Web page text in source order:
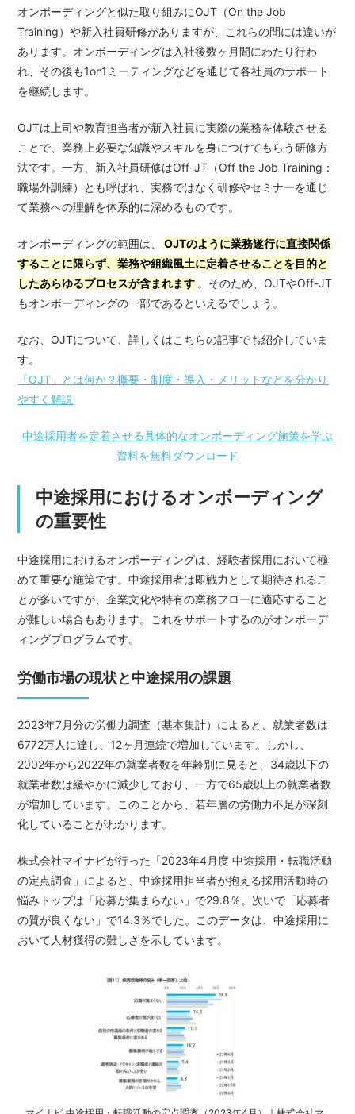
オンボーディングと似た取り組みにOJT（On the Job
Training）や新入社員研修がありますが、これらの間には違いが
あります。オンボーディングは入社後数ヶ月間にわたり行わ
れ、その後も1on1ミーティングなどを通じて各社員のサポート
を継続します。
OJTは上司や教育担当者が新入社員に実際の業務を体験させる
ことで、業務上必要な知識やスキルを身につけてもらう研修方
法です。一方、新入社員研修はOff-JT（Off the Job Training：
職場外訓練）とも呼ばれ、実務ではなく研修やセミナーを通じ
て業務への理解を体系的に深めるものです。
オンボーディングの範囲は、
OJTのように業務遂行に直接関係
することに限らず、業務や組織風土に定着させることを目的と
したあらゆるプロセスが含まれます 。そのため、OJTやOff-JT
もオンボーディングの一部であるといえるでしょう。
なお、OJTについて、詳しくはこちらの記事でも紹介していま
す。
「OJT」とは何か？概要・制度・導入・メリットなどを分かり
やすく解説
中途採用者を定着させる具体的なオンボーディング施策を学ぶ
資料を無料ダウンロード
中途採用におけるオンボーディング
の重要性
中途採用におけるオンボーディングは、経験者採用において極
めて重要な施策です。中途採用者は即戦力として期待されるこ
とが多いですが、企業文化や特有の業務フローに適応すること
が難しい場合もあります。これをサポートするのがオンボーデ
ィングプログラムです。
労働市場の現状と中途採用の課題
2023年7月分の労働力調査（基本集計）によると、就業者数は
6772万人に達し、12ヶ月連続で増加しています。しかし、
2002年から2022年の就業者数を年齢別に見ると、34歳以下の
就業者数は緩やかに減少しており、一方で65歳以上の就業者数
が増加しています。このことから、若年層の労働力不足が深刻
化していることがわかります。
株式会社マイナビが行った「2023年4月度 中途採用・転職活動
の定点調査」によると、中途採用担当者が抱える採用活動時の
悩みトップは「応募が集まらない」で29.8％。次いで「応募者
の質が良くない」で14.3％でした。このデータは、中途採用に
おいて人材獲得の難しさを示しています。